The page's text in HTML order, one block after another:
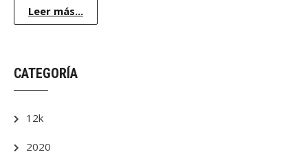
Leer más...
CATEGORÍA
12k
2020